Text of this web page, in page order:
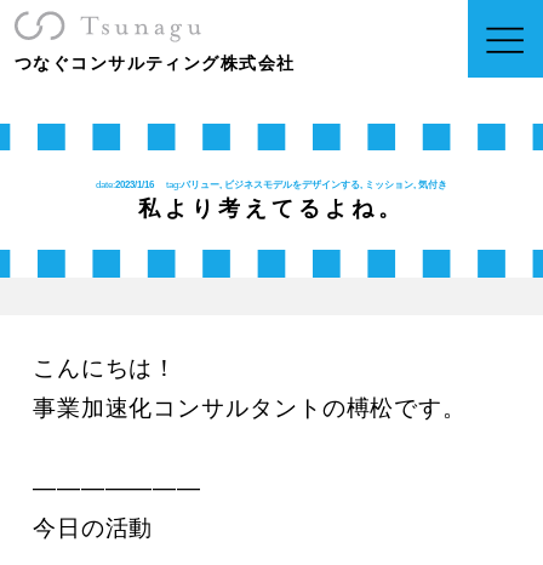
つなぐコンサルティング株式会社
date:2023/1/16 tag:バリュー, ビジネスモデルをデザインする, ミッション, 気付き
私より考えてるよね。
こんにちは！
事業加速化コンサルタントの榑松です。
———————
今日の活動